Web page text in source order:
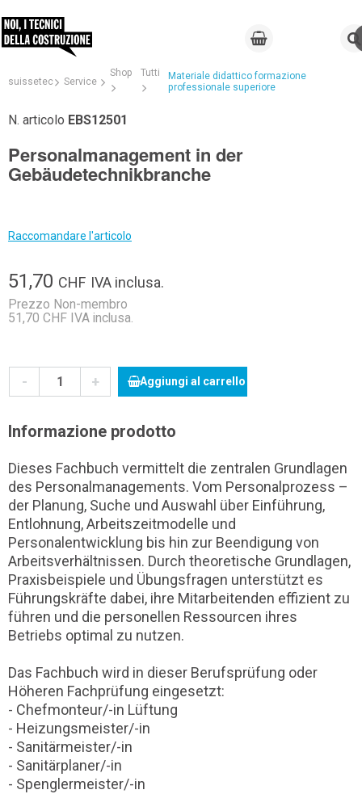
suissetec Service
Shop Tutti
Materiale didattico formazione
professionale superiore
N. articolo EBS12501
Personalmanagement in der
Gebäudetechnikbranche
Raccomandare l'articolo
51,70 CHF IVA inclusa.
Prezzo Non-membro
51,70 CHF IVA inclusa.
- + Aggiungi al carrello
Informazione prodotto
Dieses Fachbuch vermittelt die zentralen Grundlagen
des Personalmanagements. Vom Personalprozess –
der Planung, Suche und Auswahl über Einführung,
Entlohnung, Arbeitszeitmodelle und
Personalentwicklung bis hin zur Beendigung von
Arbeitsverhältnissen. Durch theoretische Grundlagen,
Praxisbeispiele und Übungsfragen unterstützt es
Führungskräfte dabei, ihre Mitarbeitenden effizient zu
führen und die personellen Ressourcen ihres
Betriebs optimal zu nutzen.
Das Fachbuch wird in dieser Berufsprüfung oder
Höheren Fachprüfung eingesetzt:
- Chefmonteur/-in Lüftung
- Heizungsmeister/-in
- Sanitärmeister/-in
- Sanitärplaner/-in
- Spenglermeister/-in